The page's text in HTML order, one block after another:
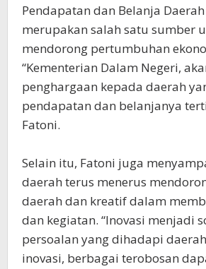
Pendapatan dan Belanja Daerah
merupakan salah satu sumber
mendorong pertumbuhan
“Kementerian Dalam Negeri,
penghargaan kepada daerah
pendapatan dan belanjanya
Fatoni.
Selain itu, Fatoni juga
daerah terus menerus
daerah dan kreatif dalam
dan kegiatan. “Inovasi menjadi
persoalan yang dihadapi
inovasi, berbagai terobosan